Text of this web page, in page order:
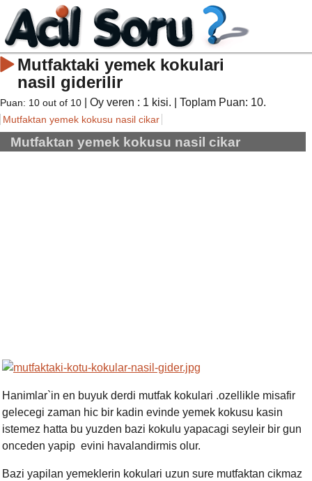
Mutfaktaki yemek kokulari
nasil giderilir
Puan: 10 out of 10 | Oy veren : 1 kisi. | Toplam Puan: 10.
Mutfaktan yemek kokusu nasil cikar
Mutfaktan yemek kokusu nasil cikar
Hanimlar`in en buyuk derdi mutfak kokulari .ozellikle misafir
gelecegi zaman hic bir kadin evinde yemek kokusu kasin
istemez hatta bu yuzden bazi kokulu yapacagi seyleir bir gun
onceden yapip evini havalandirmis olur.
Bazi yapilan yemeklerin kokulari uzun sure mutfaktan cikmaz